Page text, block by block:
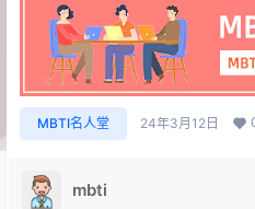
MBTI名人堂 24年3月12日
mbti